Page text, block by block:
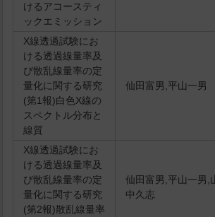
けるアコースティ
ックエミッション
X線透過試験にお
ける透過線量率及
び散乱線量率の定
量化に関する研究
(第1報)白色X線の
スペクトル分布と
線質
仙田富男,平山一男
X線透過試験にお
ける透過線量率及
び散乱線量率の定
量化に関する研究
(第2報)散乱線量率
仙田富男,平山一男,
中久志